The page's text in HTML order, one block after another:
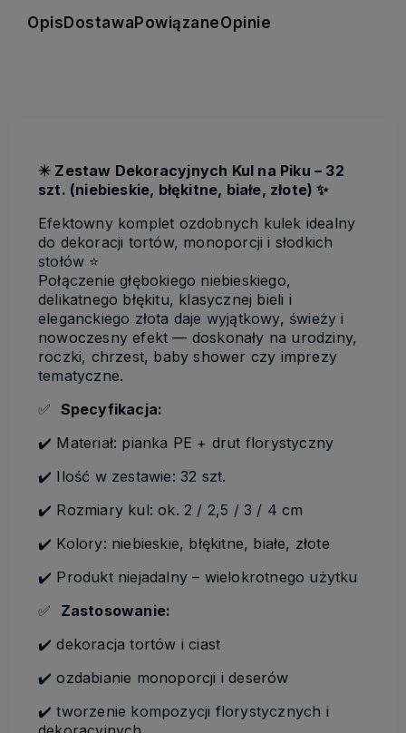
OpisDostawaPowiązaneOpinie
✴️ Zestaw Dekoracyjnych Kul na Piku – 32
szt. (niebieskie, błękitne, białe, złote) ✨
Efektowny komplet ozdobnych kulek idealny
do dekoracji tortów, monoporcji i słodkich
stołów ⭐️
Połączenie głębokiego niebieskiego,
delikatnego błękitu, klasycznej bieli i
eleganckiego złota daje wyjątkowy, świeży i
nowoczesny efekt — doskonały na urodziny,
roczki, chrzest, baby shower czy imprezy
tematyczne.
✅ Specyfikacja:
✔️ Materiał: pianka PE + drut florystyczny
✔️ Ilość w zestawie: 32 szt.
✔️ Rozmiary kul: ok. 2 / 2,5 / 3 / 4 cm
✔️ Kolory: niebieskie, błękitne, białe, złote
✔️ Produkt niejadalny – wielokrotnego użytku
✅ Zastosowanie:
✔️ dekoracja tortów i ciast
✔️ ozdabianie monoporcji i deserów
✔️ tworzenie kompozycji florystycznych i